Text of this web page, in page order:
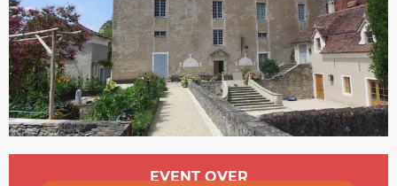
Opening hours & contact details
EVENT OVER